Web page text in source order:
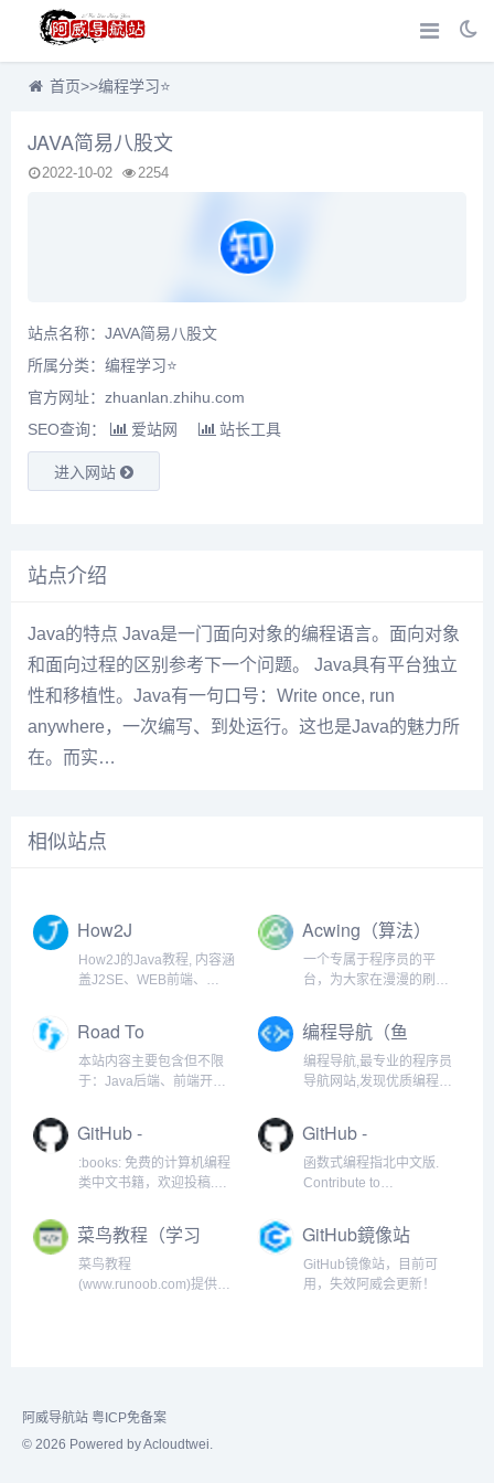
首页>>编程学习⭐
JAVA简易八股文
2022-10-02 2254
站点名称：JAVA简易八股文
所属分类： 编程学习⭐
官方网址：zhuanlan.zhihu.com
SEO查询：
爱站网 站长工具
进入网站
站点介绍
Java的特点 Java是一门面向对象的编程语言。面向对象
和面向过程的区别参考下一个问题。 Java具有平台独立
性和移植性。Java有一句口号：Write once, run
anywhere，一次编写、到处运行。这也是Java的魅力所
在。而实…
相似站点
How2J
How2J的Java教程, 内容涵
盖J2SE、WEB前端、
和视频讲解的学习方式为
Java职业生涯打下坚实的
基础
Acwing（算法）
一个专属于程序员的平
台，为大家在漫漫的刷题
答
Road To
Coding（程序
🐏）
本站内容主要包含但不限
于：Java后端、前端开
题、leetcode、计算机网
络、操作系统、设计模
式、编译原理、计算机组
Cloud、Git、SVN、
Linux、Node、IDEA、
Python、MySQL、
等知识分享。
编程导航（鱼
皮）
编程导航,最专业的程序员
导航网站,发现优质编程学
GitHub -
justjavac/free-
programming-
费的计算机编程
类中文书籍，欢
迎投稿
:books: 免费的计算机编程
类中文书籍，欢迎投稿.
justjavac/free-
programming-books-
zh_CN development by
creating an account on
GitHub -
llh911001/mostly-
adequate-guide-
编程指北中文版
函数式编程指北中文版.
Contribute to
adequate-guide-chinese
development by creating
an account on GitHub.
菜鸟教程（学习
基础语法）
菜鸟教程
(www.runoob.com)提供了
提供了大量的在线实例，
通过实例，您可以更好的
GitHub鏡像站
GitHub镜像站，目前可
用，失效阿威会更新！
阿威导航站 粤ICP免备案
© 2026 Powered by Acloudtwei.